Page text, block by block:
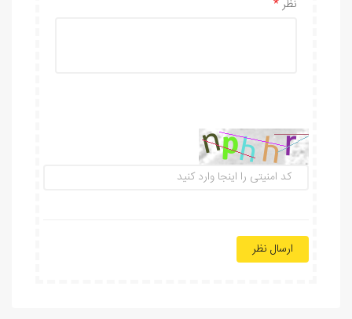
نظر
ارسال نظر